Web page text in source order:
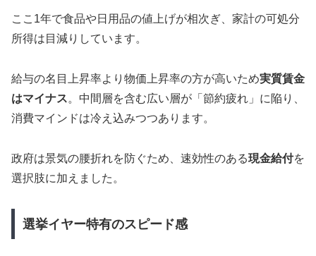
ここ1年で食品や日用品の値上げが相次ぎ、家計の可処分
所得は目減りしています。
給与の名目上昇率より物価上昇率の方が高いため実質賃金
はマイナス。中間層を含む広い層が「節約疲れ」に陥り、
消費マインドは冷え込みつつあります。
政府は景気の腰折れを防ぐため、速効性のある現金給付を
選択肢に加えました。
選挙イヤー特有のスピード感